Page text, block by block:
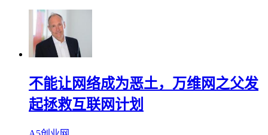
不能让网络成为恶土，万维网之父发
起拯救互联网计划